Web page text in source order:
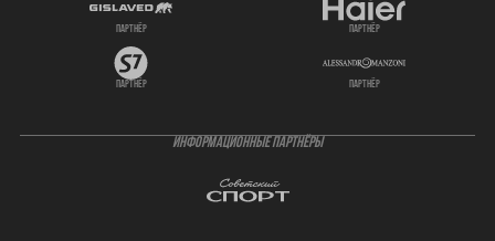
партнёр партнёр
партнёр партнёр
ИНФОРМАЦИОННЫЕ ПАРТНЁРЫ